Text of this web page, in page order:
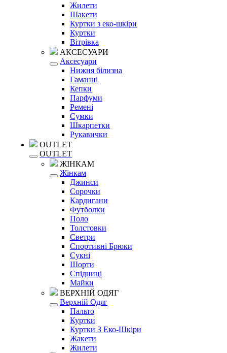
Жилети
Шакети
Куртки з еко-шкіри
Куртки
Вітрівка
АКСЕСУАРИ
Аксесуари
Нижня білизна
Гаманці
Кепки
Парфуми
Ремені
Сумки
Шкарпетки
Рукавички
OUTLET
OUTLET
ЖІНКАМ
Жінкам
Джинси
Сорочки
Кардигани
Футболки
Поло
Толстовки
Светри
Спортивні Брюки
Сукні
Шорти
Спідниці
Майки
ВЕРХНІЙ ОДЯГ
Верхній Одяг
Пальто
Куртки
Куртки З Еко-Шкіри
Жакети
Жилети